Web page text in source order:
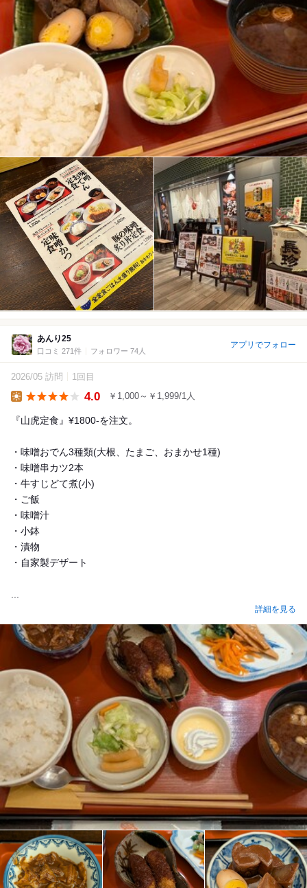
あんり25
口コミ 271件 フォロワー 74人
アプリでフォロー
2026/05 訪問 1回目
4.0 ￥1,000～￥1,999/1人
『山虎定食』¥1800-を注文。
・味噌おでん3種類(大根、たまご、おまかせ1種)
・味噌串カツ2本
・牛すじどて煮(小)
・ご飯
・味噌汁
・小鉢
・漬物
・自家製デザート
詳細を見る